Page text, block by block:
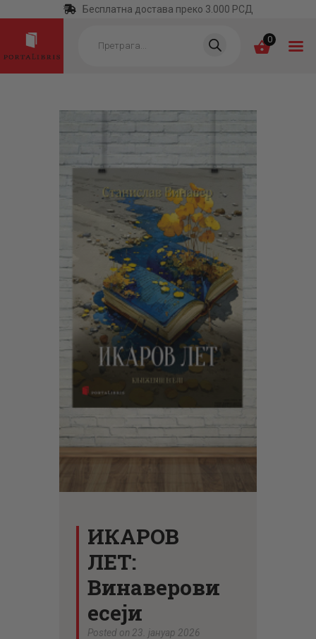
Бесплатна достава преко 3.000 РСД
search 0
ПОЧЕТНА
КАТЕГОРИЈЕ
НАЈПРОДАВАНИЈЕ
НОВЕ КЊИГЕ
ОТРГНУТО ОД
ЗАБОРАВА
АУТОРИ
АКТУЕЛНОСТИ
ЦЕНОВНИК
ПИСМО
ИКАРОВ
ЛЕТ:
Винаверови
есеји
Posted on 23. јануар 2026